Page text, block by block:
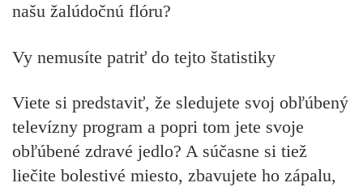
našu žalúdočnú flóru?
Vy nemusíte patriť do tejto štatistiky
Viete si predstaviť, že sledujete svoj obľúbený
televízny program a popri tom jete svoje
obľúbené zdravé jedlo? A súčasne si tiež
liečite bolestivé miesto, zbavujete ho zápalu,